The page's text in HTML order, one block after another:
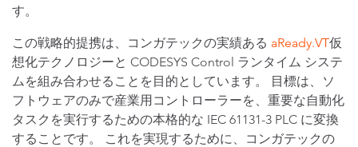
す。
この戦略的提携は、コンガテックの実績ある aReady.VT仮
想化テクノロジーと CODESYS Control ランタイム システ
ムを組み合わせることを目的としています。 目標は、ソ
フトウェアのみで産業用コントローラーを、重要な自動化
タスクを実行するための本格的な IEC 61131-3 PLC に変換
することです。 これを実現するために、コンガテックの